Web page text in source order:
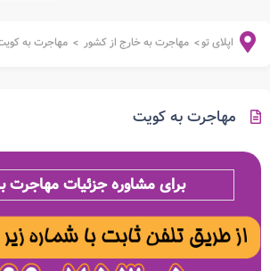
اپلای تو> مهاجرت به خارج از کشور > مهاجرت به
مهاجرت به کویت
برای مشاوره جزئیات مهاجرت